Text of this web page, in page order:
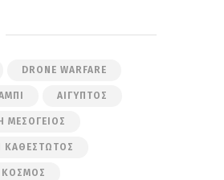
DRONE WARFARE
ΑΊΓΥΠΤΟΣ
ΜΕΣΌΓΕΙΟΣ
ΚΑΘΕΣΤΏΤΟΣ
ΚΌΣΜΟΣ